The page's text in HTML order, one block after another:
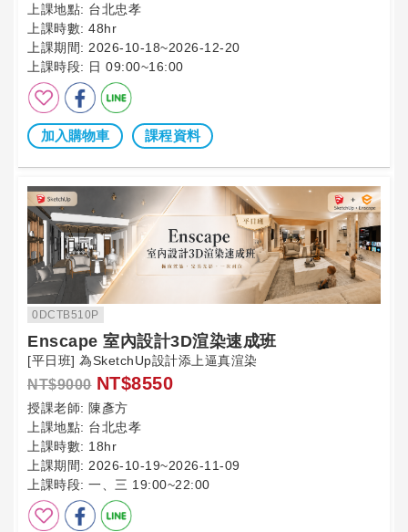
上課地點: 台北忠孝
上課時數: 48hr
上課期間: 2026-10-18~2026-12-20
上課時段: 日 09:00~16:00
加入購物車 課程資料
0DCTB510P
Enscape 室內設計3D渲染速成班
[平日班] 為SketchUp設計添上逼真渲染
NT$9000 NT$8550
授課老師: 陳彥方
上課地點: 台北忠孝
上課時數: 18hr
上課期間: 2026-10-19~2026-11-09
上課時段: 一、三 19:00~22:00